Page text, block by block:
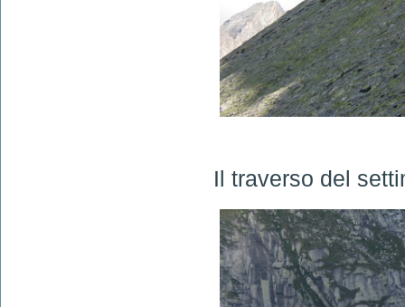
Il traverso del